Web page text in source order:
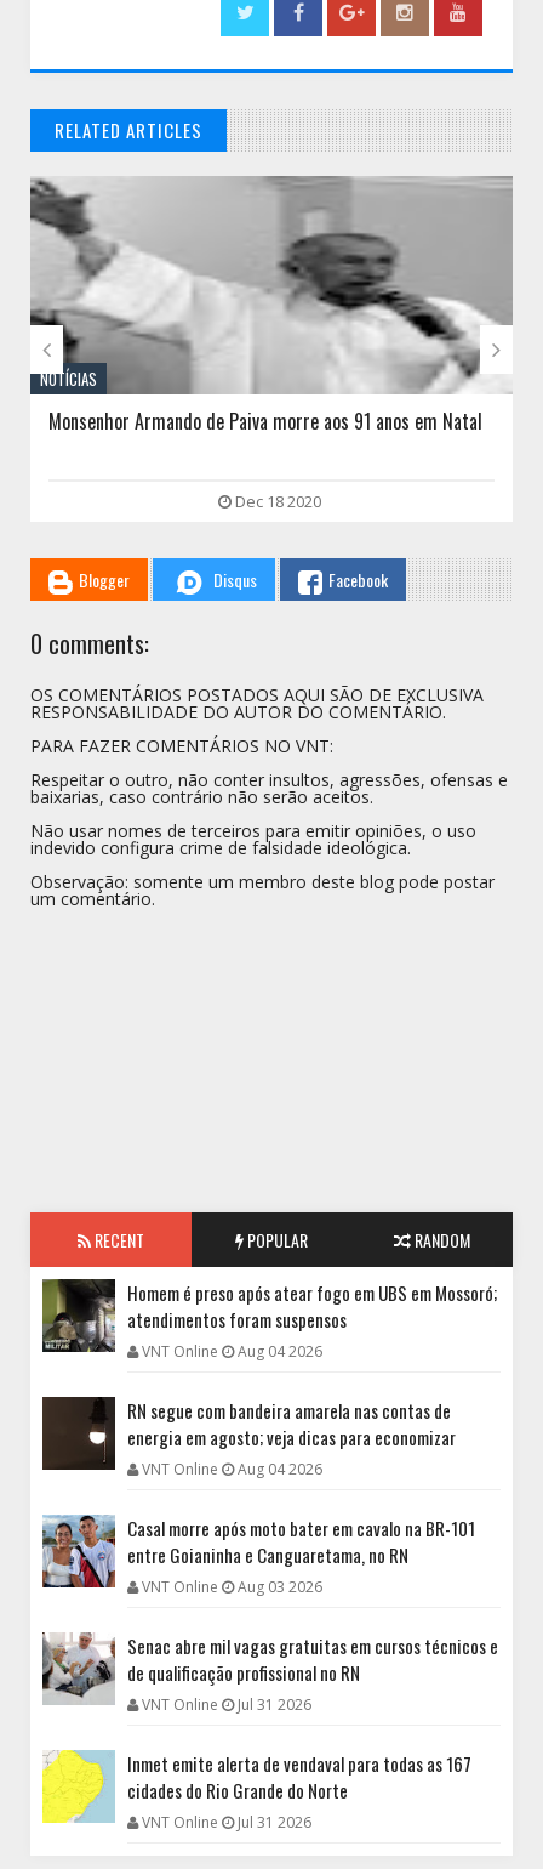
RELATED ARTICLES
// THATS WHAT YOU MIGHT BE LOOKING FOR
NOTÍCIAS
Monsenhor Armando de Paiva morre aos 91 anos em Natal
Dec 18 2020
 
Blogger Disqus Facebook
0 comments:
OS COMENTÁRIOS POSTADOS AQUI SÃO DE EXCLUSIVA
RESPONSABILIDADE DO AUTOR DO COMENTÁRIO.
PARA FAZER COMENTÁRIOS NO VNT:
Respeitar o outro, não conter insultos, agressões, ofensas e
baixarias, caso contrário não serão aceitos.
Não usar nomes de terceiros para emitir opiniões, o uso
indevido configura crime de falsidade ideológica.
Observação: somente um membro deste blog pode postar
um comentário.
RECENT POPULAR RANDOM
Homem é preso após atear fogo em UBS em Mossoró;
atendimentos foram suspensos
VNT Online Aug 04 2026
RN segue com bandeira amarela nas contas de
energia em agosto; veja dicas para economizar
VNT Online Aug 04 2026
Casal morre após moto bater em cavalo na BR-101
entre Goianinha e Canguaretama, no RN
VNT Online Aug 03 2026
Senac abre mil vagas gratuitas em cursos técnicos e
de qualificação profissional no RN
VNT Online Jul 31 2026
Inmet emite alerta de vendaval para todas as 167
cidades do Rio Grande do Norte
VNT Online Jul 31 2026